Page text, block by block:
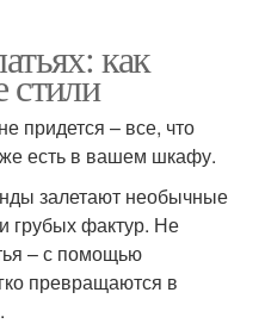
как
стили
придется – все, что
есть в вашем шкафу.
залетают необычные
грубых фактур. Не
– с помощью
превращаются в